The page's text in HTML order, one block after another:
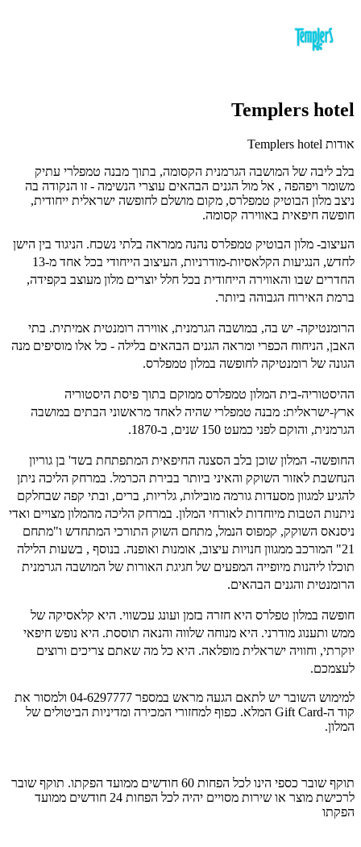
Templers hotel
אודות Templers hotel
בלב ליבה של המושבה הגרמנית הקסומה, בתוך מבנה טמפלרי עתיק
משומר ויפהפה , אל מול הגנים הבהאים עוצרי הנשימה - זו הנקודה בה
ניצב מלון הבוטיק טמפלרס, מקום מושלם לחופשה ישראלית ייחודית,
חופשה חיפאית באווירה קסומה.
העיצוב- מלון הבוטיק טמפלרס נהנה ממראה בלתי נשכח. הניגוד בין הישן
לחדש, הנגיעות הקלאסיות-מודרניות, העיצוב הייחודי בכל אחד מ-13
החדרים שבו והאווירה הייחודית בכל חלל יוצרים מלון מעוצב בקפידה,
ברמת האירוח הגבוהה ביותר.
הרומנטיקה- יש בה, במושבה הגרמנית, אווירה רומנטית אמיתית. בתי
האבן, הניחוח הכפרי ומראה הגנים הבהאים בלילה - כל אלו מוסיפים מנה
הגונה של רומנטיקה לחופשה במלון טמפלרס.
ההיסטוריה-בית המלון טמפלרס ממוקם בתוך פיסת היסטוריה
ארץ-ישראלית: מבנה טמפלרי שהיה לאחד מראשוני הבתים במושבה
הגרמנית, והוקם לפני כמעט 150 שנים, ב-1870.
החופשה- המלון שוכן בלב הסצנה החיפאית המתפתחת בשד' בן גוריון
הנחשבת לאזור השוקק והאיני ביותר בבירת הכרמל. במרחק הליכה ניתן
להגיע למגוון מסעדות גורמה מובילות, גלריות, ברים, ובתי קפה שבחלקם
ניתנות הטבות מיוחדות לאורחי המלון. במרחק הליכה מהמלון מצויים ואדי
ניסנאס השוקק, קמפוס הנמל, מתחם השוק התורכי המתחדש ו"מתחם
21" המורכב ממגוון חנויות עיצוב, אומנות ואופנה.
בנוסף , בשעות הלילה
תוכלו ליהנות מיופייה המפעים של חגיגת האורות של המושבה הגרמנית
הרומנטית והגנים הבהאים.
חופשה במלון טפלרס היא חזרה בזמן ועונג עכשווי. היא קלאסיקה של
ממש ותענוג מודרני. היא מנוחה שלווה והנאה תוססת. היא נופש חיפאי
יוקרתי, וחוויה ישראלית מופלאה. היא כל מה שאתם צריכים ורוצים
לעצמכם.
למימוש השובר יש לתאם הגעה מראש במספר 04-6297777 ולמסור את
קוד ה-Gift Card המלא. כפוף למחזורי המכירה ומדיניות הביטולים של
המלון.
תוקף שובר כספי הינו לכל הפחות 60 חודשים ממועד הפקתו. תוקף שובר
לרכישת מוצר או שירות מסויים יהיה לכל הפחות 24 חודשים ממועד
הפקתו